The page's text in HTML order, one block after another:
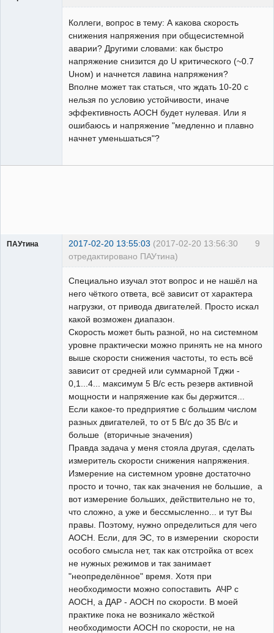
Коллеги, вопрос в тему: А какова скорость
снижения напряжения при общесистемной
аварии? Другими словами: как быстро
напряжение снизится до U критического (~0.7
Uном) и начнется лавина напряжения?
Вполне может так статься, что ждать 10-20 с
нельзя по условию устойчивости, иначе
эффективность АОСН будет нулевая. Или я
ошибаюсь и напряжение "медленно и плавно
начнет уменьшаться"?
9
ПАУтина 2017-02-20 13:55:03 (2017-02-20 13:56:30
отредактировано ПАУтина)
Специально изучал этот вопрос и не нашёл на
него чёткого ответа, всё зависит от характера
нагрузки, от привода двигателей. Просто искал
какой возможен диапазон.
Скорость может быть разной, но на системном
уровне практически можно принять не на много
выше скорости снижения частоты, то есть всё
зависит от средней или суммарной Тджи -
0,1...4... максимум 5 В/с есть резерв активной
мощности и напряжение как бы держится...
Если какое-то предприятие с большим числом
разных двигателей, то от 5 В/c до 35 В/c и
больше (вторичные значения)
Правда задача у меня стояла другая, сделать
измеритель скорости снижения напряжения.
Измерение на системном уровне достаточно
просто и точно, так как значения не большие, а
вот измерение больших, действительно не то,
что сложно, а уже и бессмысленно... и тут Вы
правы. Поэтому, нужно определиться для чего
АОСН. Если, для ЭС, то в измерении скорости
особого смысла нет, так как отстройка от всех
не нужных режимов и так занимает
"неопределённое" время. Хотя при
необходимости можно сопоставить АЧР с
АОСН, а ДАР - АОСН по скорости. В моей
практике пока не возникало жёсткой
необходимости АОСН по скорости, не на